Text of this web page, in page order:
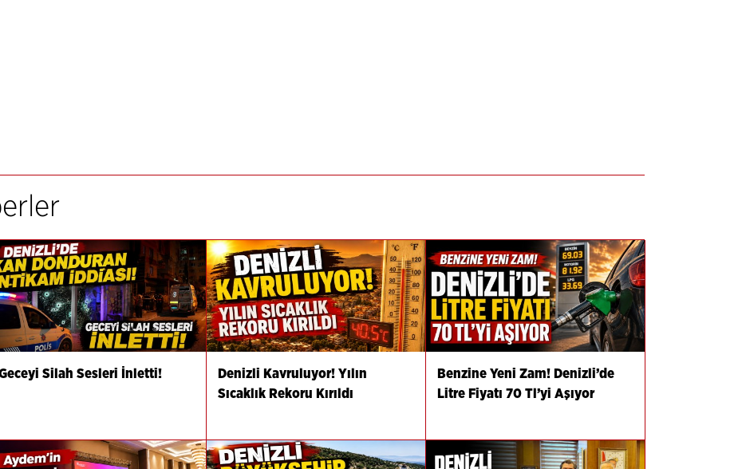
Silah Sesleri İnletti!
Denizli Kavruluyor! Yılın
Sıcaklık Rekoru Kırıldı
Benzine Yeni Zam! Denizli’de
Litre Fiyatı 70 Tl’yi Aşıyor